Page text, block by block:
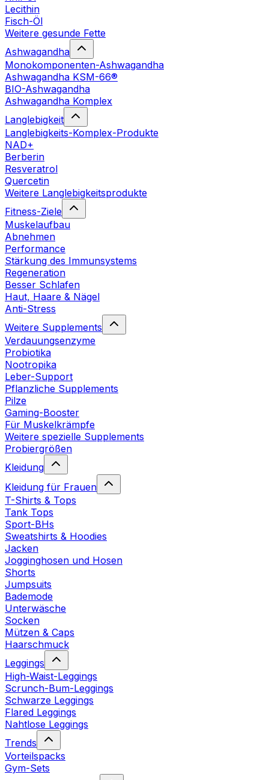
Lecithin
Fisch-Öl
Weitere gesunde Fette
Ashwagandha
Monokomponenten-Ashwagandha
Ashwagandha KSM-66®
BIO-Ashwagandha
Ashwagandha Komplex
Langlebigkeit
Langlebigkeits-Komplex-Produkte
NAD+
Berberin
Resveratrol
Quercetin
Weitere Langlebigkeitsprodukte
Fitness-Ziele
Muskelaufbau
Abnehmen
Performance
Stärkung des Immunsystems
Regeneration
Besser Schlafen
Haut, Haare & Nägel
Anti-Stress
Weitere Supplements
Verdauungsenzyme
Probiotika
Nootropika
Leber-Support
Pflanzliche Supplements
Pilze
Gaming-Booster
Für Muskelkrämpfe
Weitere spezielle Supplements
Probiergrößen
Kleidung
Kleidung für Frauen
T-Shirts & Tops
Tank Tops
Sport-BHs
Sweatshirts & Hoodies
Jacken
Jogginghosen und Hosen
Shorts
Jumpsuits
Bademode
Unterwäsche
Socken
Mützen & Caps
Haarschmuck
Leggings
High-Waist-Leggings
Scrunch-Bum-Leggings
Schwarze Leggings
Flared Leggings
Nahtlose Leggings
Trends
Vorteilspacks
Gym-Sets